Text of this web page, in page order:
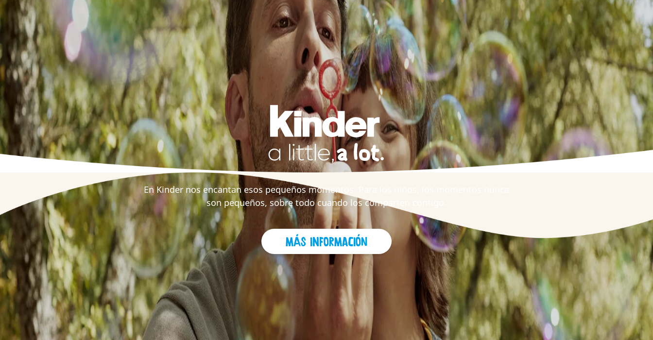
En Kinder nos encantan esos pequeños momentos. Para los niños, los momentos nunca
son pequeños, sobre todo cuando los comparten contigo.
Más información